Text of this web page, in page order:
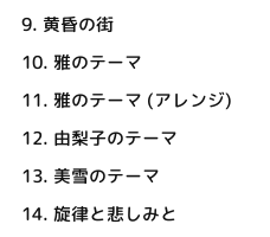
9. 黄昏の街
10. 雅のテーマ
11. 雅のテーマ (アレンジ)
12. 由梨子のテーマ
13. 美雪のテーマ
14. 旋律と悲しみと